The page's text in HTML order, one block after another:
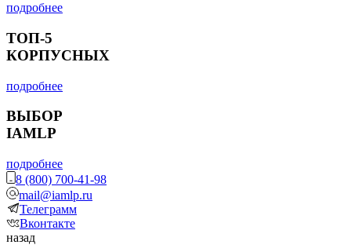
подробнее
ТОП-5
КОРПУСНЫХ
подробнее
ВЫБОР
IAMLP
подробнее
8 (800) 700-41-98
mail@iamlp.ru
Телеграмм
Вконтакте
назад